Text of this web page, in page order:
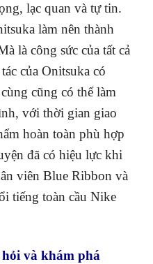
lạc quan và tự tin.
làm nên thành
là công sức của tất cả
của Onitsuka có
cũng có thể làm
với thời gian giao
hoàn toàn phù hợp
đã có hiệu lực khi
viên Blue Ribbon và
tiếng toàn cầu Nike
và khám phá